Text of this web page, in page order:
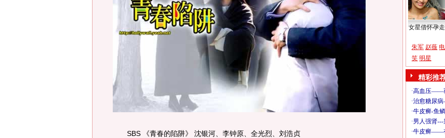
SBS 《青春的陷阱》 沈银河、李钟原、全光烈、刘浩贞
女星借怀孕
朱军 赵薇
笑 明星
精彩推